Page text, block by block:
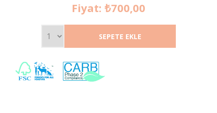
Fiyat: ₺700,00